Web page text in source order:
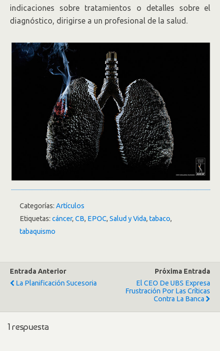
indicaciones sobre tratamientos o detalles sobre el
diagnóstico, dirigirse a un profesional de la salud.
Categorías: Artículos
Etiquetas: cáncer, CB, EPOC, Salud y Vida, tabaco,
tabaquismo
Entrada Anterior
La Planificación Sucesoria
Próxima Entrada
El CEO De UBS Expresa
Frustración Por Las Críticas
Contra La Banca
1 respuesta